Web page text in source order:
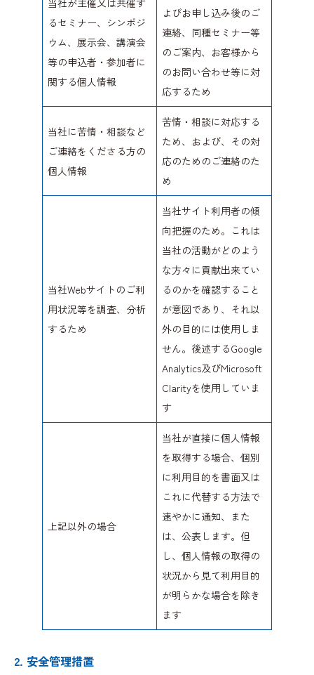
当社が主催又は共催す
るセミナー、シンポジ
ウム、展示会、講演会
等の申込者・参加者に
関する個人情報
よびお申し込み後のご
連絡、同種セミナー等
のご案内、お客様から
のお問い合わせ等に対
応するため
当社に苦情・相談など
ご連絡をくださる方の
個人情報
苦情・相談に対応する
ため、および、その対
応のためのご連絡のた
め
当社Webサイトのご利
用状況等を調査、分析
するため
当社サイト利用者の傾
向把握のため。これは
当社の活動がどのよう
な方々に貢献出来てい
るのかを確認すること
が意図であり、それ以
外の目的には使用しま
せん。後述するGoogle
Analytics及びMicrosoft
Clarityを使用していま
す
上記以外の場合
当社が直接に個人情報
を取得する場合、個別
に利用目的を書面又は
これに代替する方法で
速やかに通知、また
は、公表します。但
し、個人情報の取得の
状況から見て利用目的
が明らかな場合を除き
ます
2. 安全管理措置